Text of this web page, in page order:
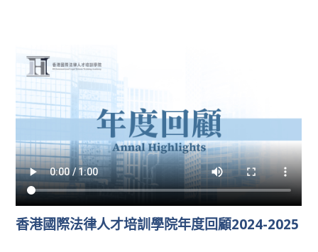
香港國際法律人才培訓學院年度回顧2024-2025